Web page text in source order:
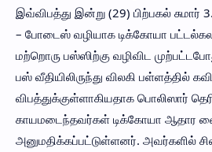
இவ்விபத்து இன்று (29) பிற்பகல்
– போடைஸ் வழியாக டிக்கோயா பட்டல்கல
மற்றொரு பஸ்ஸிற்கு வழிவிட
பஸ் வீதியிலிருந்து விலகி பள்ளத்தில்
விபத்துக்குள்ளாகியதாக பொலிஸார்
காயமடைந்தவர்கள் டிக்கோயா ஆதார
அனுமதிக்கப்பட்டுள்ளனர். அவர்களில்